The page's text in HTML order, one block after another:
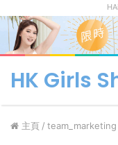
HK Girls
主頁 / team_marketing